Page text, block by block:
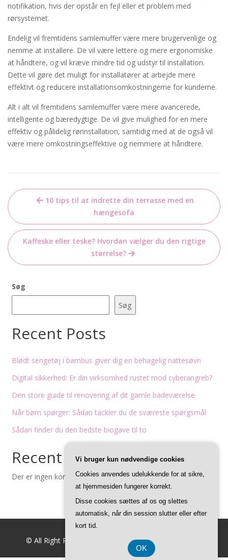
notifikation, hvis der opstår en fejl eller et problem med
rørsystemet.
Endelig vil fremtidens samlemuffer være mere brugervenlige og
nemme at installere. De vil være lettere og mere ergonomiske
at håndtere, og vil kræve mindre tid og udstyr til installation.
Dette vil gøre det muligt for installatører at arbejde mere
effektivt og reducere installationsomkostningerne for kunderne.
Alt i alt vil fremtidens samlemuffer være mere avancerede,
intelligente og bæredygtige. De vil give mulighed for en mere
effektiv og pålidelig rørinstallation, samtidig med at de også vil
være mere omkostningseffektive og nemmere at håndtere.
Indlægsnavigation
10 tips til at indrette din terrasse med en
hængesofa
Kaffeske eller teske? Hvordan vælger du den rigtige
størrelse?
Søg
Søg
Recent Posts
Blødt sengetøj i bambus giver dig en behagelig nattesøvn
Digital sikkerhed: Er din virksomhed rustet mod cyberangreb?
Den store guide til renovering af dit gamle badeværelse
Når børn spørger: Sådan tackler du de sværeste spørgsmål
Sådan finder du den bedste biogave til to
Recent Comments
Der er ingen kommentarer at vise.
© All Right Reserved Feminine Style by
Vi bruger kun nødvendige cookies
Cookies anvendes udelukkende for at sikre,
at hjemmesiden fungerer korrekt.
Disse cookies sættes af os og slettes
automatisk, når din session slutter eller efter
kort tid.
OK